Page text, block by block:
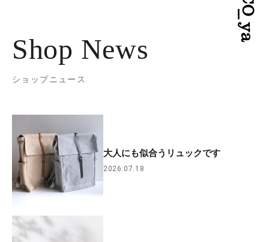
TAX FREE
PARCOメンバーズ
日本語
Shop News
ショップニュース
大人にも似合うリュックです
2026.07.18